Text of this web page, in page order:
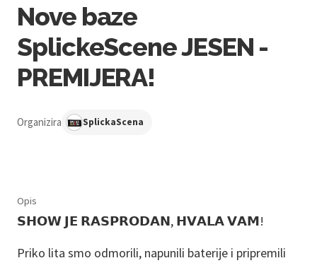
Nove baze
SplickeScene JESEN -
PREMIJERA!
Organizira SplickaScena
Opis
𝗦𝗛𝗢𝗪 𝗝𝗘 𝗥𝗔𝗦𝗣𝗥𝗢𝗗𝗔𝗡, 𝗛𝗩𝗔𝗟𝗔 𝗩𝗔𝗠!
Priko lita smo odmorili, napunili baterije i pripremili